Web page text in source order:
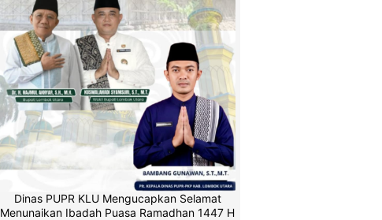
Dinas PUPR KLU Mengucapkan Selamat
Menunaikan Ibadah Puasa Ramadhan 1447 H